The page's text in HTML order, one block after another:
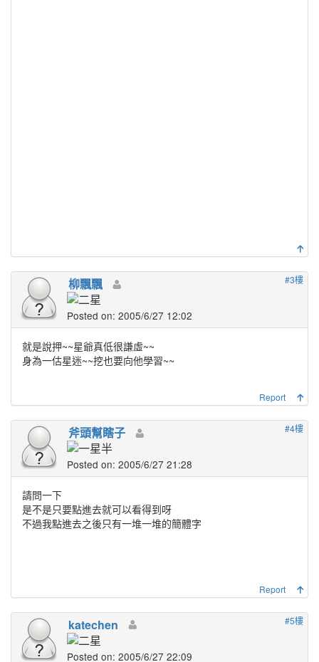
#3樓
柳飄飄
Posted on: 2005/6/27 12:02
就是說押~~星爺真低很謙虛~~
身為一估星迷~~挖也要向他學習~~
Report
#4樓
斧頭幫瞎子
Posted on: 2005/6/27 21:28
請問一下
是不是只要點進去就可以看得到呀
不過我點進去之後只有一堆一堆的簡體字
Report
#5樓
katechen
Posted on: 2005/6/27 22:09